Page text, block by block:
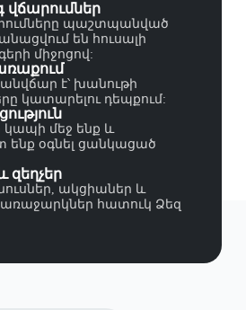
պաշտպանված
են հուսալի
միջոցով:
է՝ խանութի
կատարելու դեպքում:
կապի մեջ ենք և
օգնել ցանկացած
զեղչեր
ակցիաներ և
հատուկ Ձեզ